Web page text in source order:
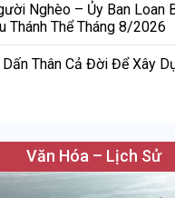
Nghèo – Ủy Ban Loan
Thánh Thể Tháng 8/2026
Thân Cả Đời Để Xây
Văn Hóa – Lịch Sử